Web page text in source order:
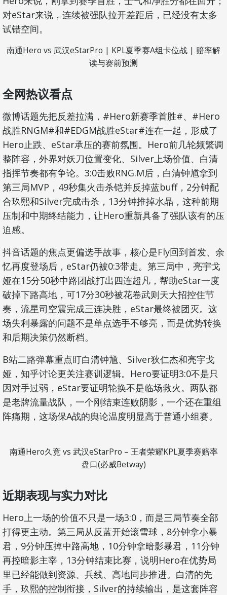
对eStar来说，连续被强队拉开差距后，已经没有太多
试错空间。
南通Hero vs 武汉eStarPro | KPL夏季赛A组卡位战 | 赔率解
读与赛前预测
全网热议看点
微博话题先把反差拉满，#Hero新赛季首胜#、#Hero
战胜RNGM#和#EDGM战胜eStar#连在一起，形成了
Hero止跌、eStar承压的赛前氛围。Hero前几轮频繁调
整阵容，外界对妖刀位置变化、Silver上场价值、白清
指挥节奏都有争论。3:0击败RNG.M后，白清钟馗拿到
第三局MVP，49秒集火击杀铠并反掉蓝buff，2分钟配
合玖熙和Silver完成击杀，13分钟推掉水晶，这种前期
压制和中期终结能力，让Hero重新具备了强队该有的压
迫感。
抖音话题的焦点更偏选手故事，核心是Fly回到首发、余
忆再度登场后，eStar仍被0:3带走。第三局中，亮宇戈
娅在15分50秒中路团战打出四连超凡，帮助eStar一度
破掉下路高地，可17分30秒被花卷武则天大招控住节
奏，流星司空震完成三连决胜，eStar最终被团灭。这
场失利暴露的问题不是单点选手不够亮，而是优势转换
和后期决策仍然断档。
B站二路弹幕重点盯白清钟馗、Silver狄仁杰和亮宇戈
娅，知乎讨论更关注赛训逻辑。Hero要证明3:0不是只
因对手过弱，eStar要证明轮换不是临场救火。两队都
是老牌流量战队，一个刚结束连败阴影，一个还在重组
阵痛期，这场保A战的舆论温度明显高于普通小组赛。
南通Hero久竞 vs 武汉eStarPro – 王者荣耀KPL夏季赛赔率
盘口(必威Betway)
近期表现与实力对比
Hero上一场的价值不只是一场3:0，而是三局节奏全部
打得更主动。第三局从反蓝开始滚雪球，8分钟拿小暴
君，9分钟压掉中路高地，10分钟拿暗影暴君，11分钟
再控暗影主宰，13分钟结束比赛，说明Hero在优势局
里已经能做到资源、兵线、高地同步推进。白清的先
手，玖熙的控制衔接，Silver的持续输出，是这套阵容